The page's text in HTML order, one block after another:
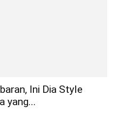
Ini Dia Style
yang...